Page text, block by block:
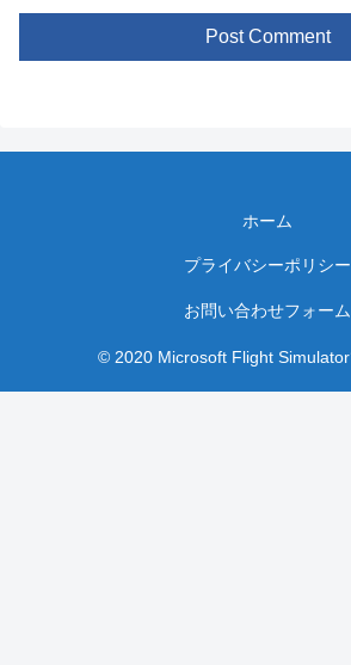
Post Comment
ホーム
プライバシーポリシー
お問い合わせフォーム
© 2020 Microsoft Flight Simulator